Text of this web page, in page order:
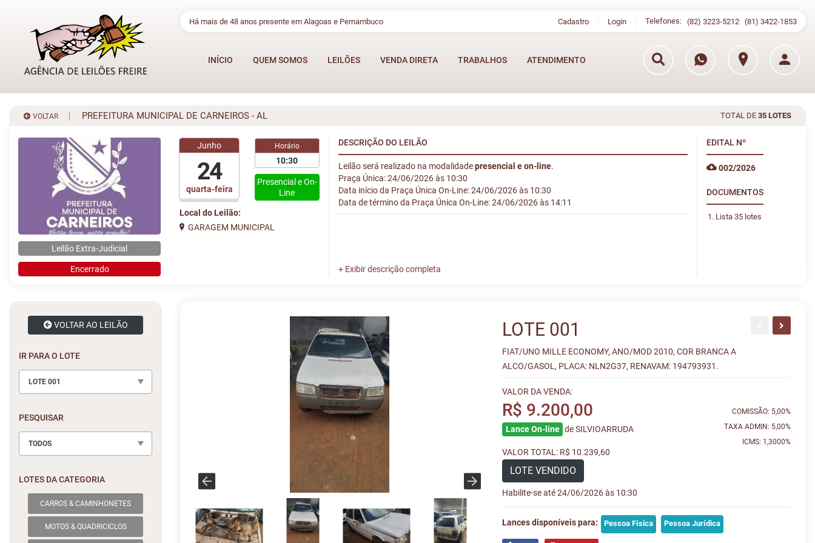
Há mais de 48 anos presente em Alagoas e Pernambuco Cadastro Login Telefones: (82) 3223-5212 (81) 3422-1853
INÍCIO QUEM SOMOS LEILÕES VENDA DIRETA TRABALHOS ATENDIMENTO
VOLTAR PREFEITURA MUNICIPAL DE CARNEIROS - AL TOTAL DE 35 LOTES
Leilão Extra-Judicial
Encerrado
quarta-feira
Junho
24
Horário
10:30
Presencial e On-
Line
Local do Leilão:
GARAGEM MUNICIPAL
DESCRIÇÃO DO LEILÃO
Leilão será realizado na modalidadepresencial e on-line.
Praça Única: 24/06/2026 às 10:30
Data início da Praça Única On-Line: 24/06/2026 às 10:30
Data de término da Praça Única On-Line: 24/06/2026 às 14:11
EDITAL Nº
002/2026
DOCUMENTOS
Lista 35 lotes
VOLTAR AO LEILÃO
IR PARA O LOTE
LOTE 001
PESQUISAR
TODOS
LOTES DA CATEGORIA
CARROS & CAMINHONETES
MOTOS & QUADRICICLOS
LOTE 001
FIAT/UNO MILLE ECONOMY, ANO/MOD 2010, COR BRANCA A
ALCO/GASOL, PLACA: NLN2G37, RENAVAM: 194793931.
VALOR DA VENDA:
R$ 9.200,00
Lance On-line de SILVIOARRUDA
VALOR TOTAL: R$ 10.239,60
LOTE VENDIDO
Habilite-se até 24/06/2026 às 10:30
COMISSÃO: 5,00%
TAXA ADMIN: 5,00%
ICMS: 1,3000%
Lances disponíveis para: Pessoa Física Pessoa Jurídica